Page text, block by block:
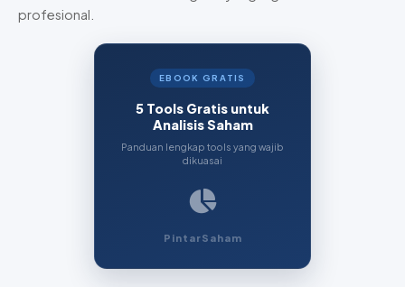
profesional.
EBOOK GRATIS
5 Tools Gratis untuk
Analisis Saham
Panduan lengkap tools yang wajib
dikuasai
PintarSaham